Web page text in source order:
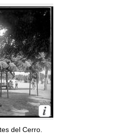
del Cerro.